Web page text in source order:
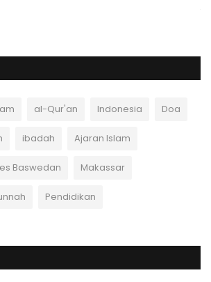
al-Qur'an Indonesia Doa
ibadah Ajaran Islam
Baswedan Makassar
Pendidikan